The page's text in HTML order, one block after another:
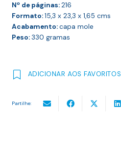
Nº de páginas:216
Formato:15,3 x 23,3 x 1,65 cms
Acabamento:capa mole
Peso:330 gramas
ADICIONAR AOS FAVORITOS
Partilhe: